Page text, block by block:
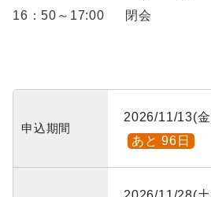
16：50～17:00 閉会
申込期間
2026/11/13(
あと 96日